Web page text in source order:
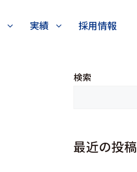
実績 採用情報
検索
最近の投稿